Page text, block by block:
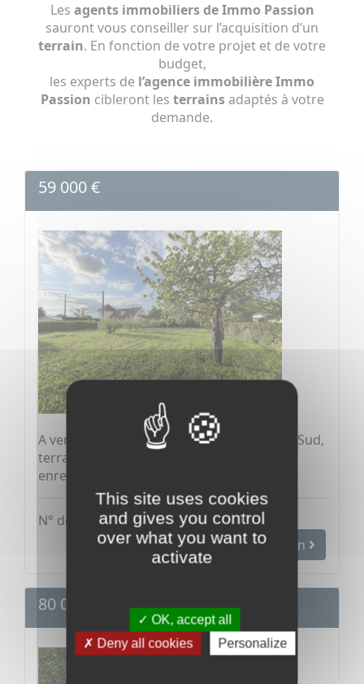
Les agents immobiliers de Immo Passion
sauront vous conseiller sur l’acquisition d’un
terrain. En fonction de votre projet et de votre
budget,
les experts de l’agence immobilière Immo
Passion cibleront les terrainsadaptés à votre
demande.
59 000 €
A vendre hameau de Cissey 10mn Beaune Sud,
terrain à bâtir de 557m2, plat, au calme
enretrait de la...
N° de mandat : 5365
Voir le bien
80 000 €
This site uses cookies
and gives you control
over what you want to
activate
OK, accept all
Deny all cookies
Personalize